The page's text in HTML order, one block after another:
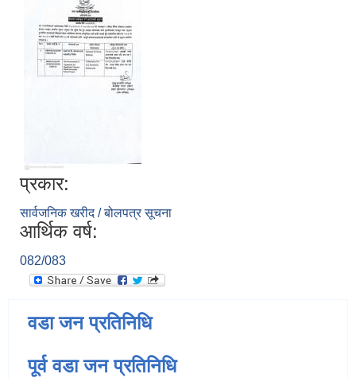
प्रकार:
सार्वजनिक खरीद / बोलपत्र सूचना
आर्थिक वर्ष:
082/083
वडा जन प्रतिनिधि
पूर्व वडा जन प्रतिनिधि